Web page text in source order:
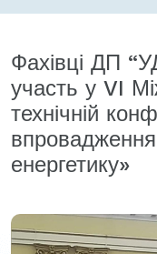
Фахівці ДП
участь у VI
технічній
енергетику»